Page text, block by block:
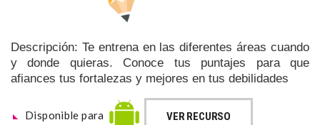
Descripción: Te entrena en las diferentes áreas cuando
y donde quieras. Conoce tus puntajes para que
afiances tus fortalezas y mejores en tus debilidades
Disponible para VER RECURSO